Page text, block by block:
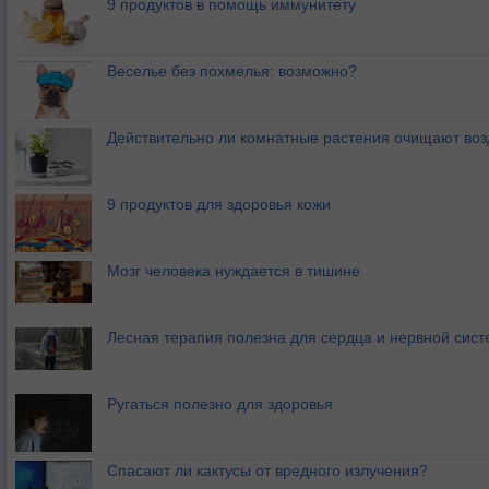
9 продуктов в помощь иммунитету
Веселье без похмелья: возможно?
Действительно ли комнатные растения очищают
9 продуктов для здоровья кожи
Мозг человека нуждается в тишине
Лесная терапия полезна для сердца и нервной
Ругаться полезно для здоровья
Спасают ли кактусы от вредного излучения?